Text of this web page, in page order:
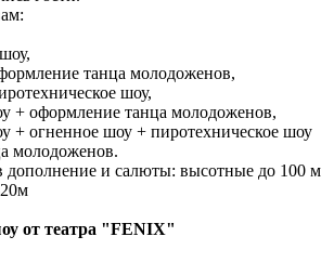
танца молодоженов,
шоу,
+ оформление танца молодоженов,
+ огненное шоу + пиротехническое шоу
молодоженов.
дополнение и салюты: высотные до 100 м
от театра "FENIX"